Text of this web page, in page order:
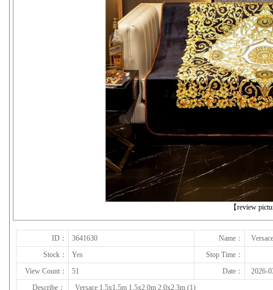
【review
下一张
ID： 3641630 Name：
Stock：
Yes
Stop Time：
View Count：
51 Date：
2026-
Describe：
Versace 1.5x1.5m 1.5x2.0m 2.0x2.3m (1)